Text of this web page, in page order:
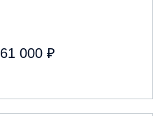
61 000 ₽